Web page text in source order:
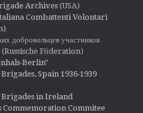
Archives (USA)
Combattenti Volontari
добровольцев участников
(Russische Föderation)
Berlin"
Spain 1936-1939
in Ireland
Commitee